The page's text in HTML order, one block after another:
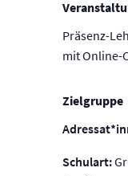
Präsenz-
mit Online-
Zielgruppe
Schulart: